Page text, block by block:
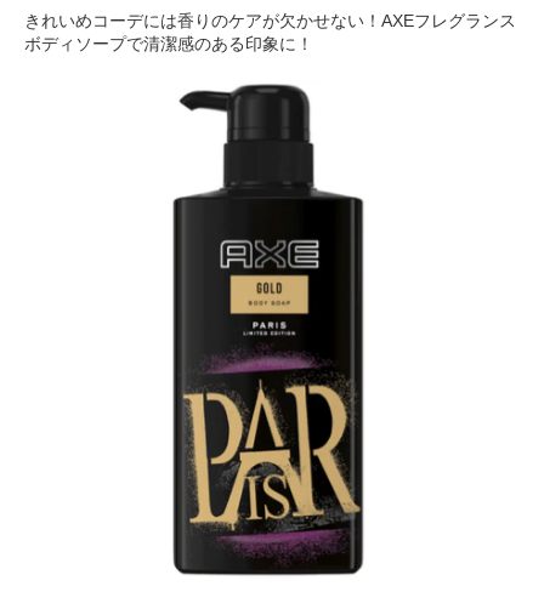
きれいめコーデには香りのケアが欠かせない！AXEフレグランス
ボディソープで清潔感のある印象に！